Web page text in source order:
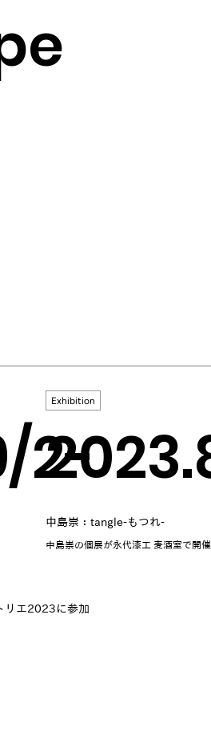
2-
リエ2023に参加
Exhibition
中島崇の個展が永代漆工 麦酒室で開
中島崇：tangle-もつれ-